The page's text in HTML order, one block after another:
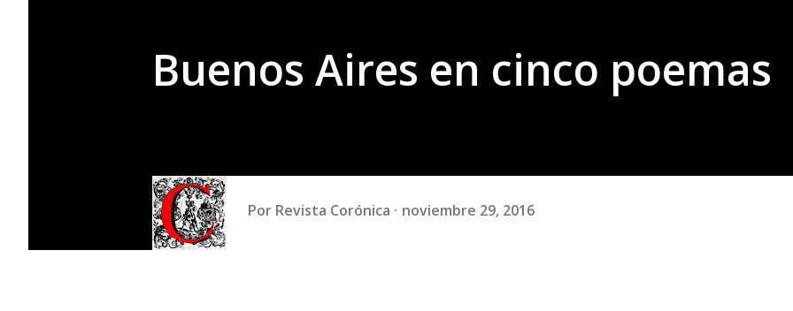
Buenos Aires en cinco poemas
Por Revista Corónica noviembre 29, 2016